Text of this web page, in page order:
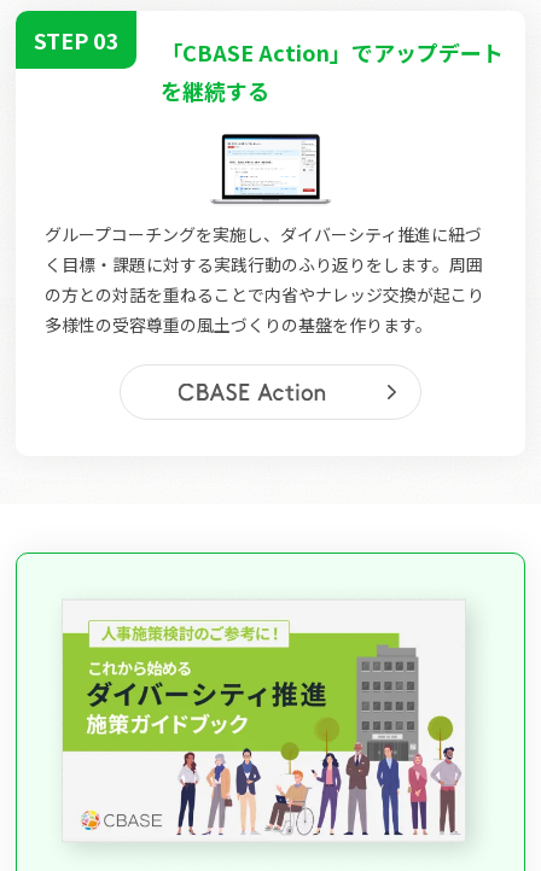
STEP 03
「CBASE Action」でアップデート
を継続する
グループコーチングを実施し、ダイバーシティ推進に紐づ
く目標・課題に対する実践行動のふり返りをします。周囲
の方との対話を重ねることで内省やナレッジ交換が起こり
多様性の受容尊重の風土づくりの基盤を作ります。